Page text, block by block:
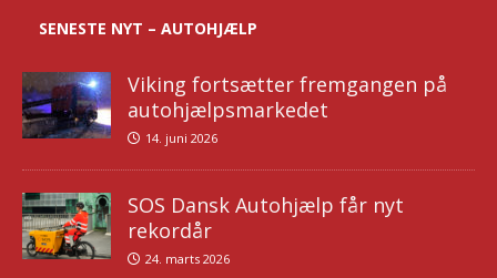
SENESTE NYT – AUTOHJÆLP
Viking fortsætter fremgangen på
autohjælpsmarkedet
14. juni 2026
SOS Dansk Autohjælp får nyt
rekordår
24. marts 2026